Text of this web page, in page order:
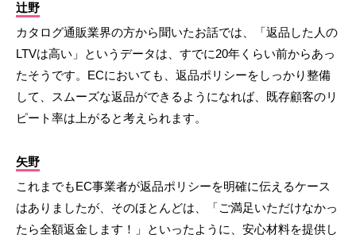
辻野
カタログ通販業界の方から聞いたお話では、「返品した人の
LTVは高い」というデータは、すでに20年くらい前からあっ
たそうです。ECにおいても、返品ポリシーをしっかり整備
して、スムーズな返品ができるようになれば、既存顧客のリ
ピート率は上がると考えられます。
矢野
これまでもEC事業者が返品ポリシーを明確に伝えるケース
はありましたが、そのほとんどは、「ご満足いただけなかっ
たら全額返金します！」といったように、安心材料を提供し